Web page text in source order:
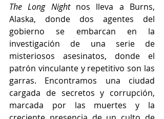
The Long Night nos lleva a Burns,
Alaska, donde dos agentes del
gobierno se embarcan en la
investigación de una serie de
misteriosos asesinatos, donde el
patrón vinculante y repetitivo son las
garras. Encontramos una ciudad
cargada de secretos y corrupción,
marcada por las muertes y la